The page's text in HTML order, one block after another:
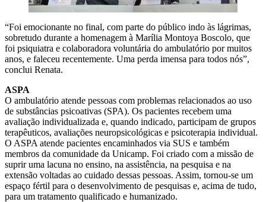
“Foi emocionante no final, com parte do público indo às lágrimas,
sobretudo durante a homenagem à Marília Montoya Boscolo, que
foi psiquiatra e colaboradora voluntária do ambulatório por muitos
anos, e faleceu recentemente. Uma perda imensa para todos nós”,
conclui Renata.
ASPA
O ambulatório atende pessoas com problemas relacionados ao uso
de substâncias psicoativas (SPA). Os pacientes recebem uma
avaliação individualizada e, quando indicado, participam de grupos
terapêuticos, avaliações neuropsicológicas e psicoterapia individual.
O ASPA atende pacientes encaminhados via SUS e também
membros da comunidade da Unicamp. Foi criado com a missão de
suprir uma lacuna no ensino, na assistência, na pesquisa e na
extensão voltadas ao cuidado dessas pessoas. Assim, tornou-se um
espaço fértil para o desenvolvimento de pesquisas e, acima de tudo,
para um tratamento qualificado e humanizado.